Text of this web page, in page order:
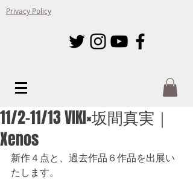
Privacy Policy
11/2-11/13 VIKI×坂間真実｜
Xenos
新作４点と、過去作品６作品を出展い
たします。